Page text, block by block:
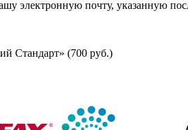
электронную почту, указанную
Стандарт» (700 руб.)